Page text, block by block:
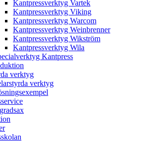
Kantpressverktyg Vartek
Kantpressverktyg Viking
Kantpressverktyg Warcom
Kantpressverktyg Weinbrenner
Kantpressverktyg Wikström
Kantpressverktyg Wila
Kantpress
verktyg
verktyg